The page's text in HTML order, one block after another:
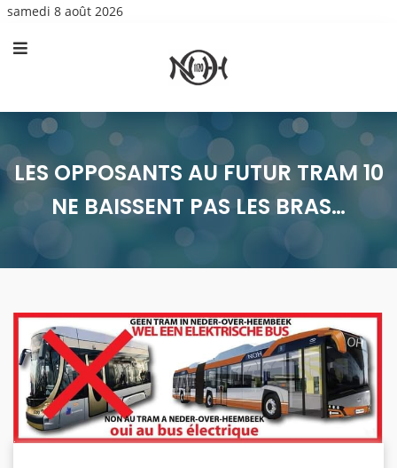
samedi 8 août 2026
LES OPPOSANTS AU FUTUR TRAM 10
NE BAISSENT PAS LES BRAS…